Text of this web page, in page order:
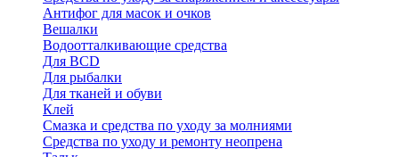
Антифог для масок и очков
Вешалки
Водоотталкивающие средства
Для BCD
Для рыбалки
Для тканей и обуви
Клей
Смазка и средства по уходу за молниями
Средства по уходу и ремонту неопрена